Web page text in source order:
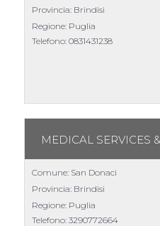
Provincia: Brindisi
Regione: Puglia
Telefono: 0831431238
MEDICAL SERVICES
Comune: San Donaci
Provincia: Brindisi
Regione: Puglia
Telefono: 3290772664